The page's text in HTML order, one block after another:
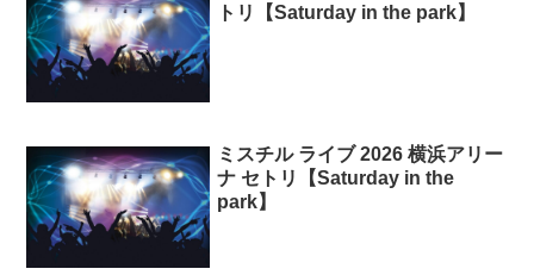
トリ【Saturday in the park】
ミスチル ライブ 2026 横浜アリー
ナ セトリ【Saturday in the
park】